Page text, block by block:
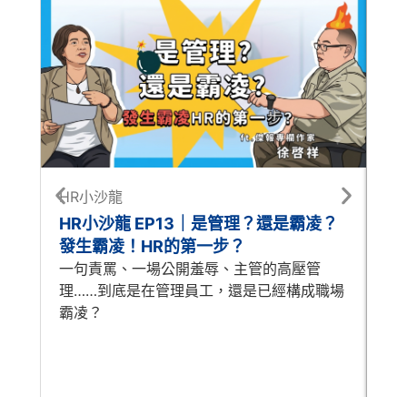
HR小沙龍
HR小沙龍 EP13｜是管理？還是霸凌？
發生霸凌！HR的第一步？
一句責罵、一場公開羞辱、主管的高壓管
理……到底是在管理員工，還是已經構成職場
霸凌？